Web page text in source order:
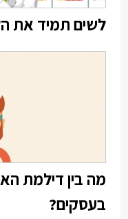
לשים תמיד את
מה בין דילמת
בעסקים?